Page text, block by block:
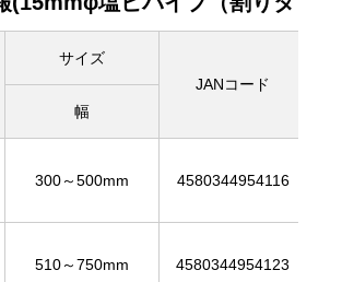
サイズ
JANコード
幅
300～500mm 4580344954116
510～750mm 4580344954123